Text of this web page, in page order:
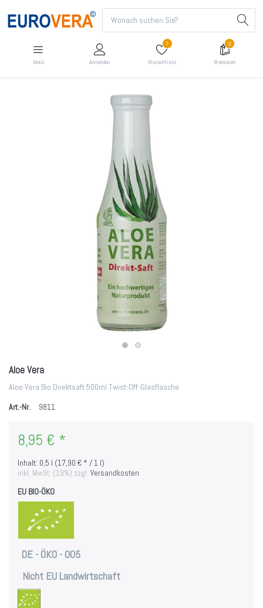
Menü Anmelden
7
Wunschliste
9
Warenkorb
Aloe Vera
Aloe Vera Bio Direktsaft 500ml Twist-Off-Glasflasche
Art.-Nr.
9811
8,95 € *
Inhalt: 0,5 l (17,90 € * / 1 l)
inkl. MwSt. (19%) zzgl. Versandkosten
EU BIO-ÖKO
DE - ÖKO - 005
Nicht EU Landwirtschaft